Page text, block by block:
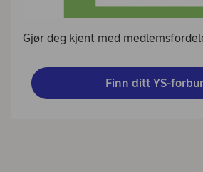
Gjør deg kjent med
Finn ditt YS-